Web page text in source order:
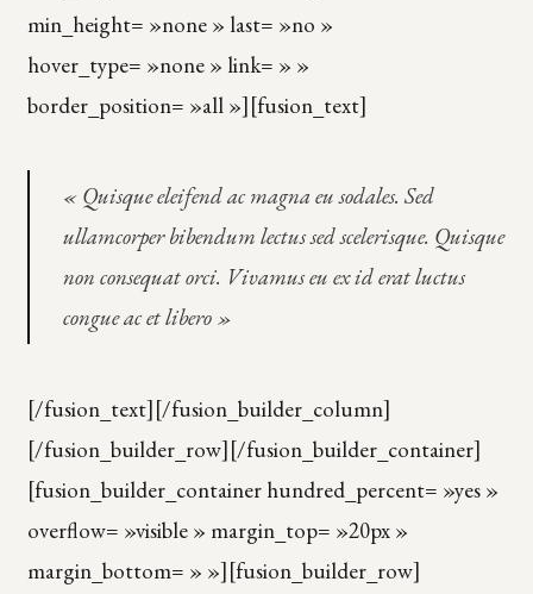
min_height= »none » last= »no »
hover_type= »none » link= » »
border_position= »all »][fusion_text]
« Quisque eleifend ac magna eu sodales. Sed
ullamcorper bibendum lectus sed scelerisque. Quisque
non consequat orci. Vivamus eu ex id erat luctus
congue ac et libero »
[/fusion_text][/fusion_builder_column]
[/fusion_builder_row][/fusion_builder_container]
[fusion_builder_container hundred_percent= »yes »
overflow= »visible » margin_top= »20px »
margin_bottom= » »][fusion_builder_row]